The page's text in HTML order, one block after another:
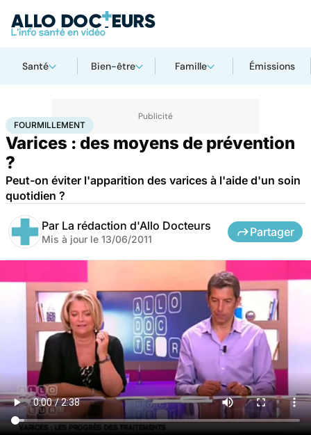
Santé Bien-être Famille Émissions
AccueilSantéMaladies Fourmillement
FOURMILLEMENT
Varices : des moyens de prévention
?
Peut-on éviter l'apparition des varices à l'aide d'un soin
quotidien ?
Par La rédaction d'Allo Docteurs
Mis à jour le 13/06/2011
Partager